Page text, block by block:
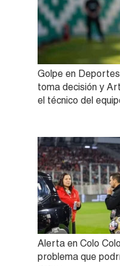
Golpe en
toma decisión y
el técnico del
Alerta en Colo
problema que